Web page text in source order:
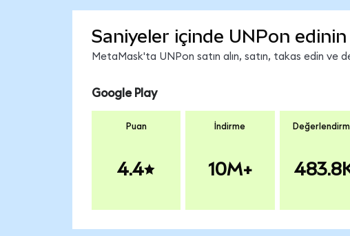
Saniyeler içinde UNPon edinin
MetaMask'ta UNPon satın alın, satın, takas edin ve
Google Play
Puan
4.4
İndirme
10M+